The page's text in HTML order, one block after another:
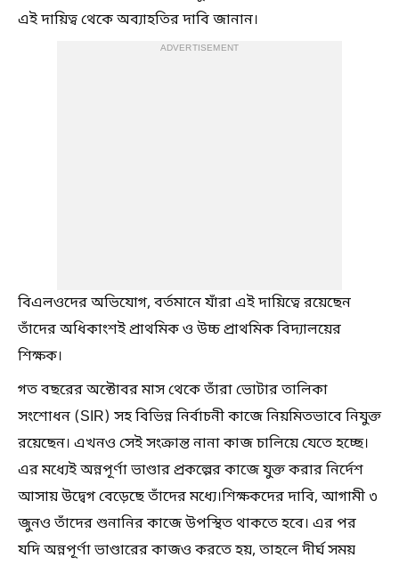
এই দায়িত্ব থেকে অব্যাহতির দাবি জানান।
ADVERTISEMENT
বিএলওদের অভিযোগ, বর্তমানে যাঁরা এই দায়িত্বে রয়েছেন
তাঁদের অধিকাংশই প্রাথমিক ও উচ্চ প্রাথমিক বিদ্যালয়ের
শিক্ষক।
গত বছরের অক্টোবর মাস থেকে তাঁরা ভোটার তালিকা
সংশোধন (SIR) সহ বিভিন্ন নির্বাচনী কাজে নিয়মিতভাবে নিযুক্ত
রয়েছেন। এখনও সেই সংক্রান্ত নানা কাজ চালিয়ে যেতে হচ্ছে।
এর মধ্যেই অন্নপূর্ণা ভাণ্ডার প্রকল্পের কাজে যুক্ত করার নির্দেশ
আসায় উদ্বেগ বেড়েছে তাঁদের মধ্যে।শিক্ষকদের দাবি, আগামী ৩
জুনও তাঁদের শুনানির কাজে উপস্থিত থাকতে হবে। এর পর
যদি অন্নপূর্ণা ভাণ্ডারের কাজও করতে হয়, তাহলে দীর্ঘ সময়